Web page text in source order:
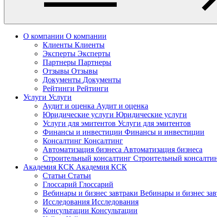
О компании О компании
Клиенты Клиенты
Эксперты Эксперты
Партнеры Партнеры
Отзывы Отзывы
Документы Документы
Рейтинги Рейтинги
Услуги Услуги
Аудит и оценка Аудит и оценка
Юридические услуги Юридические услуги
Услуги для эмитентов Услуги для эмитентов
Финансы и инвестиции Финансы и инвестиции
Консалтинг Консалтинг
Автоматизация бизнеса Автоматизация бизнеса
Строительный консалтинг Строительный
Академия КСК Академия КСК
Статьи Статьи
Глоссарий Глоссарий
Вебинары и бизнес завтраки Вебинары и бизнес
Исследования Исследования
Консультации Консультации